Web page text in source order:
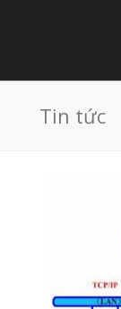
Tin tức